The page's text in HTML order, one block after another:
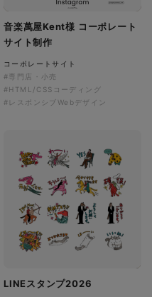
音楽萬屋Kent様 コーポレート
サイト制作
コーポレートサイト
#専門店・小売
#HTML/CSSコーディング
#レスポンシブWebデザイン
LINEスタンプ2026